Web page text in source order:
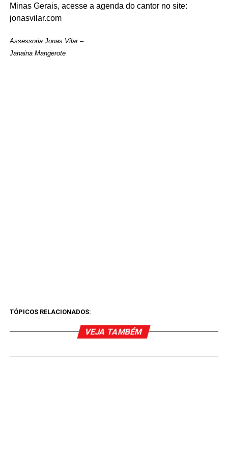
Minas Gerais, acesse a agenda do cantor no site:
jonasvilar.com
Assessoria Jonas Vilar –
Janaina Mangerote
TÓPICOS RELACIONADOS:
VEJA TAMBÉM